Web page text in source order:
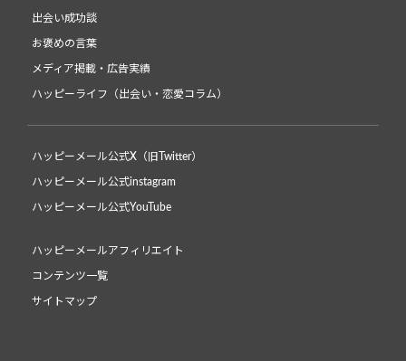
出会い成功談
お褒めの言葉
メディア掲載・広告実績
ハッピーライフ（出会い・恋愛コラム）
ハッピーメール公式X（旧Twitter）
ハッピーメール公式instagram
ハッピーメール公式YouTube
ハッピーメールアフィリエイト
コンテンツ一覧
サイトマップ